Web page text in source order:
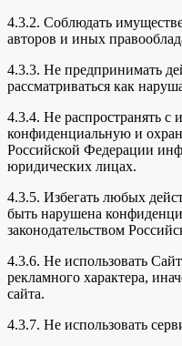
4.3.2. Соблюдать
авторов и иных
4.3.3. Не предпринимать
рассматриваться как
4.3.4. Не распространять
конфиденциальную и
Российской Федерации
юридических лицах.
4.3.5. Избегать любых
быть нарушена
законодательством
4.3.6. Не использовать
рекламного характера,
сайта.
4.3.7. Не использовать